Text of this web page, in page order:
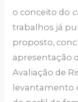
o conceito do
trabalhos já
proposto,
apresentação
Avaliação de
levantamento